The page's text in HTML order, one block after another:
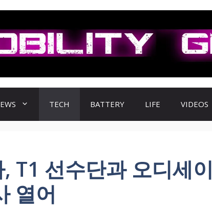
TECH BATTERY LIFE VIDEOS
T1 선수단과 오디세이
열어